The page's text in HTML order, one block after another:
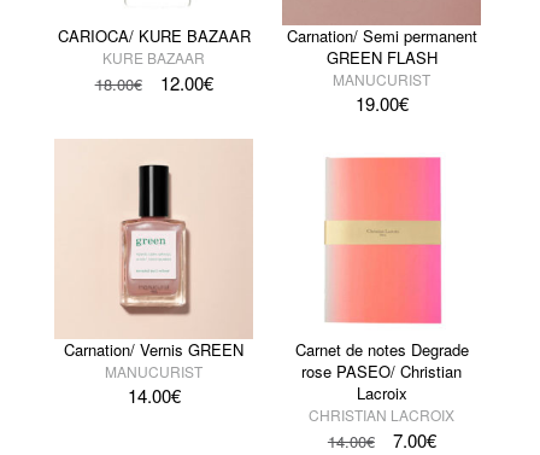
CARIOCA/ KURE BAZAAR
KURE BAZAAR
18.00€ 12.00€
Carnation/ Semi permanent
GREEN FLASH
MANUCURIST
19.00€
Carnation/ Vernis GREEN
MANUCURIST
14.00€
Carnet de notes Degrade
rose PASEO/ Christian
Lacroix
CHRISTIAN LACROIX
14.00€ 7.00€